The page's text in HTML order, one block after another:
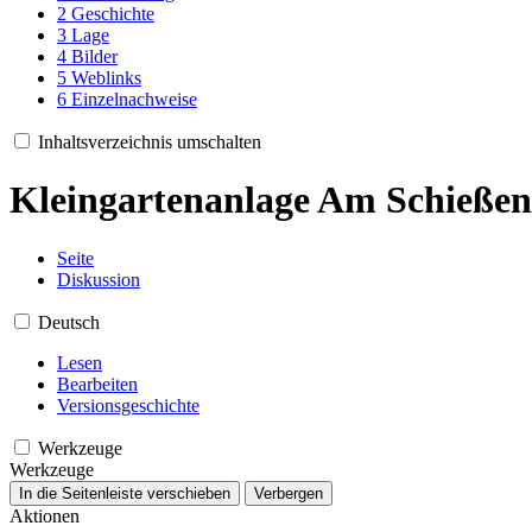
2 Geschichte
3 Lage
4 Bilder
5 Weblinks
6 Einzelnachweise
Inhaltsverzeichnis umschalten
Kleingartenanlage Am
Seite
Diskussion
Deutsch
Lesen
Bearbeiten
Versionsgeschichte
Werkzeuge
Werkzeuge
In die Seitenleiste verschieben Verbergen
Aktionen